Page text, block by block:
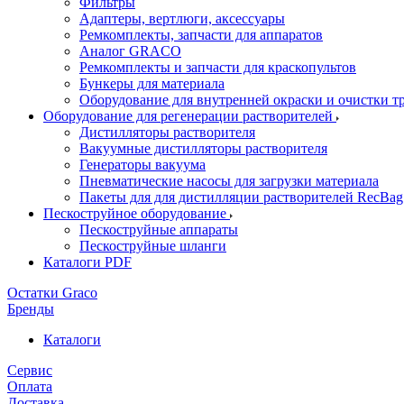
Адаптеры, вертлюги, аксессуары
Ремкомплекты, запчасти для аппаратов
Аналог GRACO
Ремкомплекты и запчасти для краскопультов
Бункеры для материала
Оборудование для внутренней окраски и очистки
Оборудование для регенерации растворителей
Дистилляторы растворителя
Вакуумные дистилляторы растворителя
Генераторы вакуума
Пневматические насосы для загрузки материала
Пакеты для для дистилляции растворителей RecBag
Пескоструйное оборудование
Пескоструйные аппараты
Пескоструйные шланги
Каталоги PDF
Остатки Graco
Бренды
Каталоги
Сервис
Оплата